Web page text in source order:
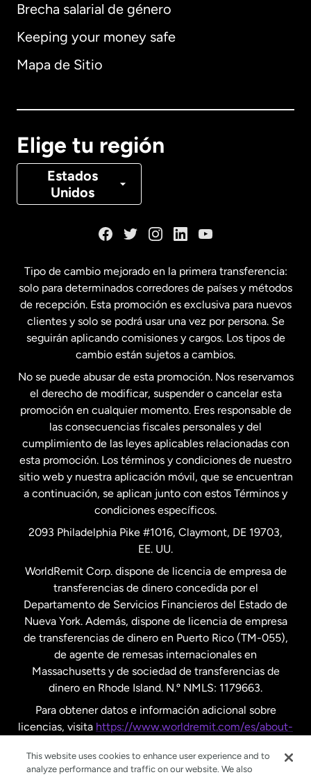
Brecha salarial de género
Keeping your money safe
Mapa de Sitio
Elige tu región
Estados
Unidos
Alemania
Canadá Français
Estados Unidos English
Estados Unidos Español
Francia
Malasia
Nueva Zelanda
Países Bajos
Suecia
Tipo de cambio mejorado en la primera transferencia:
solo para determinados corredores de países y métodos
de recepción. Esta promoción es exclusiva para nuevos
clientes y solo se podrá usar una vez por persona. Se
seguirán aplicando comisiones y cargos. Los tipos de
cambio están sujetos a cambios.
No se puede abusar de esta promoción. Nos reservamos
el derecho de modificar, suspender o cancelar esta
promoción en cualquier momento. Eres responsable de
las consecuencias fiscales personales y del
cumplimiento de las leyes aplicables relacionadas con
esta promoción. Los términos y condiciones de nuestro
sitio web y nuestra aplicación móvil, que se encuentran
a continuación, se aplican junto con estos Términos y
condiciones específicos.
2093 Philadelphia Pike #1016, Claymont, DE 19703,
EE. UU.
WorldRemit Corp. dispone de licencia de empresa de
transferencias de dinero concedida por el
Departamento de Servicios Financieros del Estado de
Nueva York. Además, dispone de licencia de empresa
de transferencias de dinero en Puerto Rico (TM-055),
de agente de remesas internacionales en
Massachusetts y de sociedad de transferencias de
dinero en Rhode Island. N.º NMLS: 1179663.
Para obtener datos e información adicional sobre
licencias, visita https://www.worldremit.com/es/about-
This website uses cookies to enhance user experience and to
analyze performance and traffic on our website. We also